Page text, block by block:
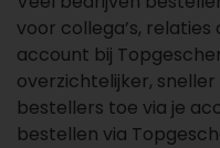
voor collega’s,
account bij
overzichtelijker,
bestellers toe via je
bestellen via